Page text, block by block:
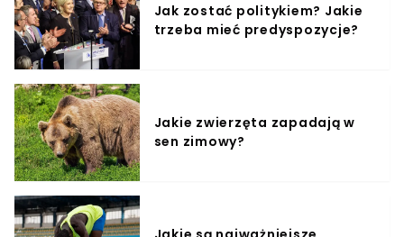
Jak zostać politykiem? Jakie
trzeba mieć predyspozycje?
Jakie zwierzęta zapadają w
sen zimowy?